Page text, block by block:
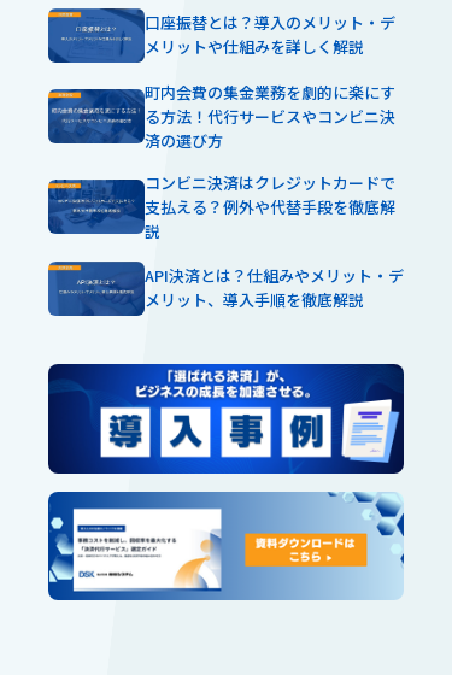
口座振替とは？導入のメリット・デ
メリットや仕組みを詳しく解説
町内会費の集金業務を劇的に楽にす
る方法！代行サービスやコンビニ決
済の選び方
コンビニ決済はクレジットカードで
支払える？例外や代替手段を徹底解
説
API決済とは？仕組みやメリット・デ
メリット、導入手順を徹底解説